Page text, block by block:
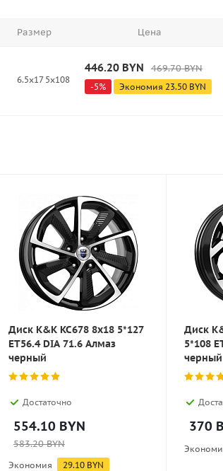
Размер Цена
6.5x17 5x108
446.20 BYN 469.70BYN
-5% Экономия 23.50 BYN
Диск K&K KC678 8x18 5*127
ET56.4 DIA 71.6 Алмаз
черный
Достаточно
554.10 BYN
583.20BYN
Экономия 29.10 BYN
Диск
5*108
черный
370